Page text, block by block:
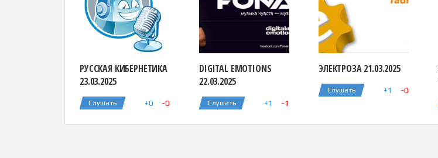
РУССКАЯ КИБЕРНЕТИКА
23.03.2025
Слушать +0 -0
DIGITAL EMOTIONS
22.03.2025
Слушать +1 -1
ЭЛЕКТРОЗА 21.03.2025
Слушать +1 -0